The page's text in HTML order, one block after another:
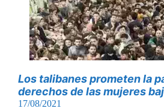
Los talibanes prometen la
derechos de las mujeres
17/08/2021